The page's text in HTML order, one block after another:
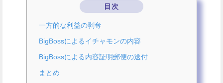
目次
一方的な利益の剥奪
BigBossによるイチャモンの内容
BigBossによる内容証明郵便の送付
まとめ